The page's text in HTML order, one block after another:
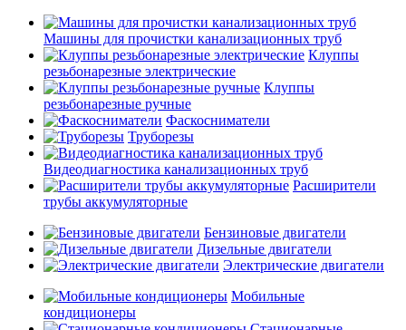
Машины для прочистки канализационных труб
Клуппы
резьбонарезные электрические
Клуппы
резьбонарезные ручные
Фаскосниматели
Труборезы
Видеодиагностика канализационных труб
Расширители
трубы аккумуляторные
Бензиновые двигатели
Дизельные двигатели
Электрические двигатели
Мобильные
кондиционеры